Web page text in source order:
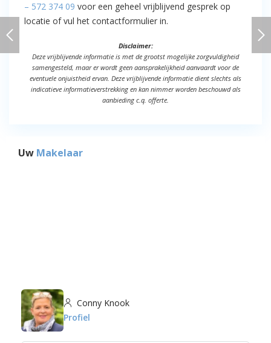
– 572 374 09 voor een geheel vrijblijvend gesprek op
locatie of vul het contactformulier in.
Disclaimer:
Deze vrijblijvende informatie is met de grootst mogelijke zorgvuldigheid
samengesteld, maar er wordt geen aansprakelijkheid aanvaardt voor de
eventuele onjuistheid ervan. Deze vrijblijvende informatie dient slechts als
indicatieve informatieverstrekking en kan nimmer worden beschouwd als
aanbieding c.q. offerte.
Uw Makelaar
Conny Knook
Profiel